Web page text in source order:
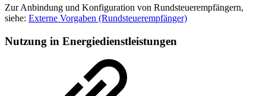
Zur Anbindung und Konfiguration von Rundsteuerempfängern,
siehe: Externe Vorgaben (Rundsteuerempfänger)
Nutzung in Energiedienstleistungen